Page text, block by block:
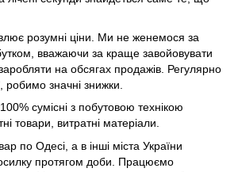
розумні ціни. Ми не женемося за
вважаючи за краще завойовувати
заробляти на обсягах продажів. Регулярно
робимо значні знижки.
сумісні з побутовою технікою
товари, витратні матеріали.
по Одесі, а в інші міста України
протягом доби. Працюємо